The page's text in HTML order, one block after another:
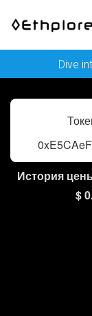
Dive
История
$